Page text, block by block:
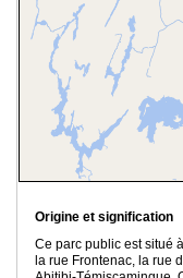
Origine et signification
Ce parc public est situé
la rue Frontenac, la rue